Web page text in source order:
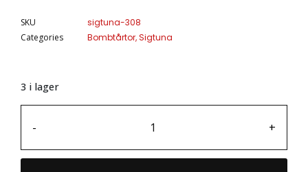
SKU
sigtuna-308
Categories
Bombtårtor,Sigtuna
3 i lager
- +